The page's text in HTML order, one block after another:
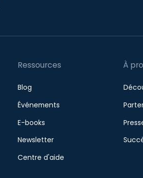
Ressources
Blog
Événements
E-books
Newsletter
Centre d'aide
À